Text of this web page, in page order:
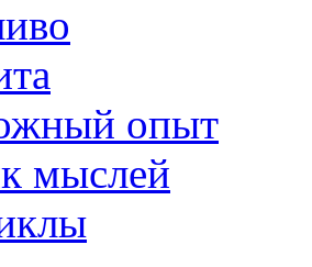
опыт
мыслей